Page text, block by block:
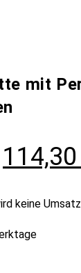
mit
war:
127,00 €
114,30
keine